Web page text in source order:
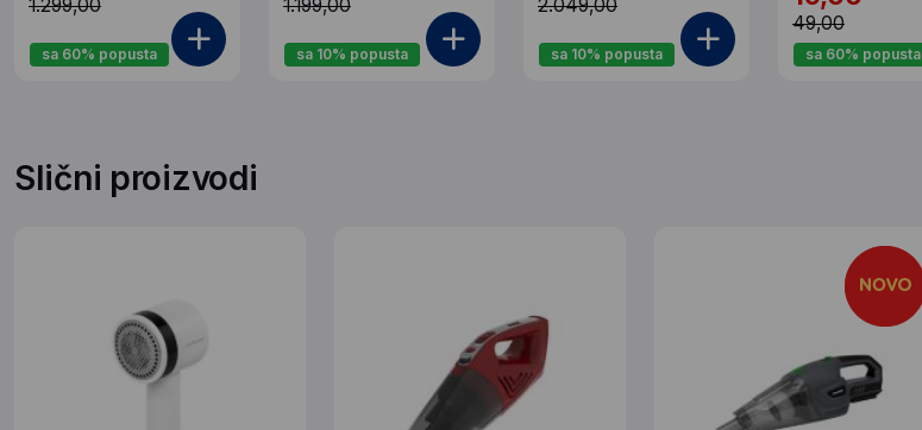
1.299,00
sa 60% popusta
1.199,00
sa 10% popusta
2.049,00
sa 10% popusta
49,00
sa 60% popusta
Slični proizvodi